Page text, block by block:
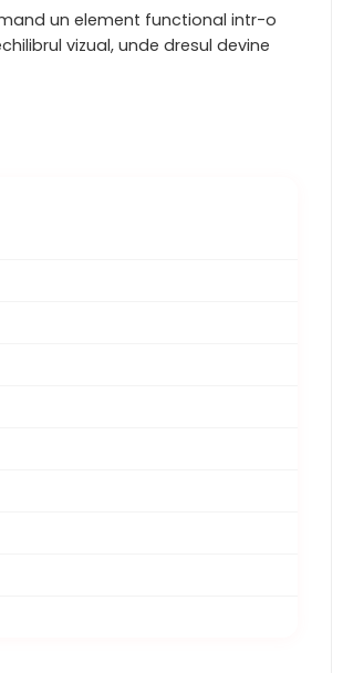
un element functional intr-o
vizual, unde dresul devine